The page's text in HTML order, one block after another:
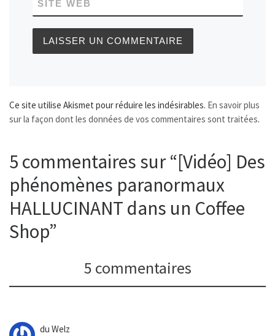
SITE WEB
Ce site utilise Akismet pour réduire les indésirables. En savoir plus
sur la façon dont les données de vos commentaires sont traitées.
5 commentaires sur “[Vidéo] Des
phénomènes paranormaux
HALLUCINANT dans un Coffee
Shop”
5 commentaires
du Welz